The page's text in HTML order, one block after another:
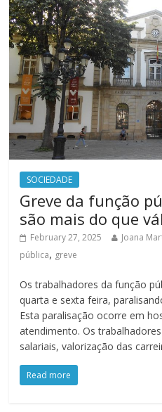
SOCIEDADE
Greve da função
são mais do que
February 27, 2025 Joana
pública, greve
Os trabalhadores da função
quarta e sexta feira,
Esta paralisação ocorre em
atendimento. Os
salariais, valorização das
Read more